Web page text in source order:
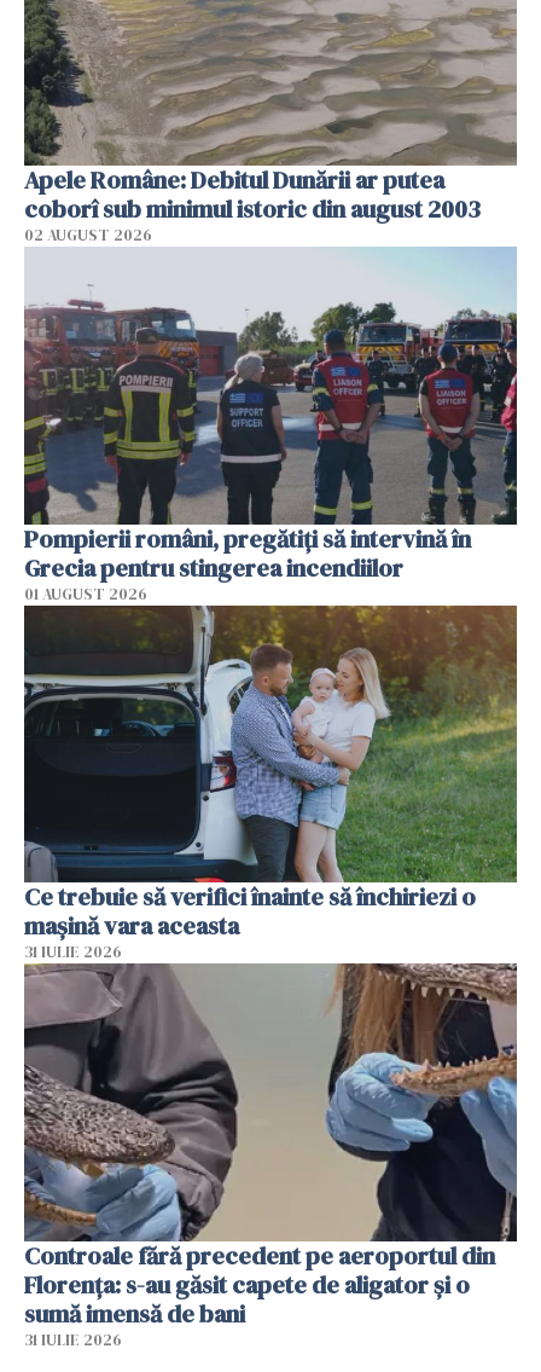
Apele Române: Debitul Dunării ar putea
coborî sub minimul istoric din august 2003
02 AUGUST 2026
Pompierii români, pregătiţi să intervină în
Grecia pentru stingerea incendiilor
01 AUGUST 2026
Ce trebuie să verifici înainte să închiriezi o
mașină vara aceasta
31 IULIE 2026
Controale fără precedent pe aeroportul din
Florența: s-au găsit capete de aligator și o
sumă imensă de bani
31 IULIE 2026